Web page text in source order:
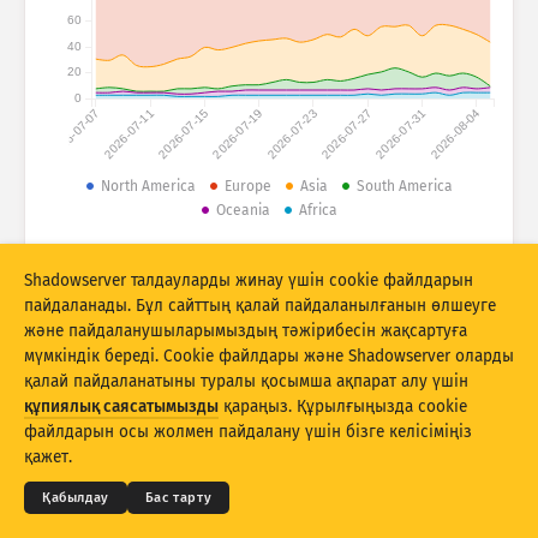
Анықтама
Елдер
Деректер жинағы
Нәтижелерді автоматты түрде жаңарту
Жаңарту Бастапқы қалпына келтіру
PNG ретінде жүктеп алу
2026-07-07 2026-07-112026-07-152026-07-192026-07-232026-07-272026-07-312026-08-04
0
20
40
60
North America Europe Asia
South America
Oceania
Africa
© 2026THE SHADOWSERVER FOUNDATION
Құпиялық және шарттар
Бізбен байланысыңыз
Авторлар туралы мәліметтер
Shadowserver талдауларды жинау үшін cookie файлдарын
пайдаланады. Бұл сайттың қалай пайдаланылғанын өлшеуге
және пайдаланушыларымыздың тәжірибесін жақсартуға
мүмкіндік береді. Cookie файлдары және Shadowserver оларды
қалай пайдаланатыны туралы қосымша ақпарат алу үшін
құпиялық саясатымызды қараңыз. Құрылғыңызда cookie
файлдарын осы жолмен пайдалану үшін бізге келісіміңіз
қажет.
Қабылдау Бас тарту